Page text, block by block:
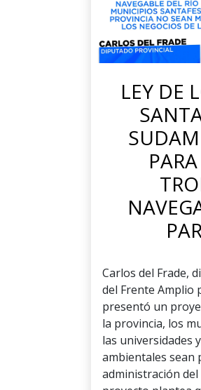
LEY DE
Carlos del Frade,
del Frente Amplio
presentó un
la provincia, los
las universidades
ambientales sean
administración del